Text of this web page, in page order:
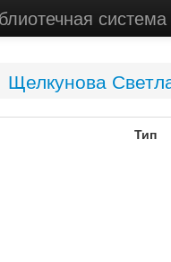
система
Щелкунова
Тип